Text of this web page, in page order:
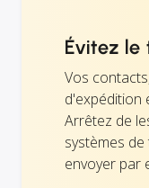
Évitez
Vos
d'expédition
Arrêtez de
systèmes
envoyer par